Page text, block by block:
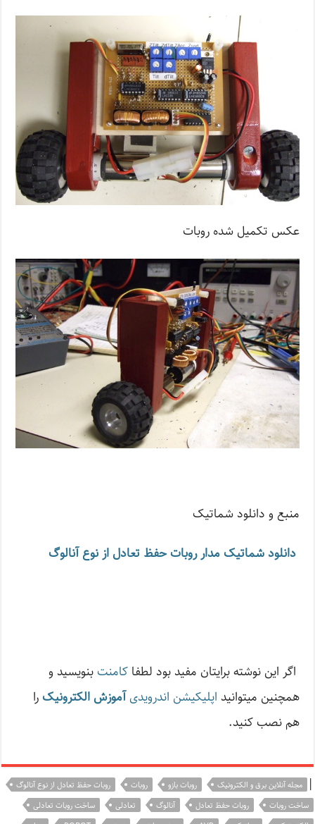
عکس تکمیل شده روبات
منبع و دانلود شماتیک
دانلود شماتیک مدار روبات حفظ تعادل از نوع آنالوگ
اگر این نوشته‌ برایتان مفید بود لطفاکامنت بنویسید و
همچنین میتوانید اپلیکیشن اندرویدیآموزش الکترونیک را
هم نصب کنید.
| مجله آنلاین برق و الکترونیک روبات بازو روبات
روبات حفظ تعادل از نوع آنالوگ
ساخت روبات
روبات حفظ تعادل آنالوگ تعادلی
ساخت روبات تعادلی